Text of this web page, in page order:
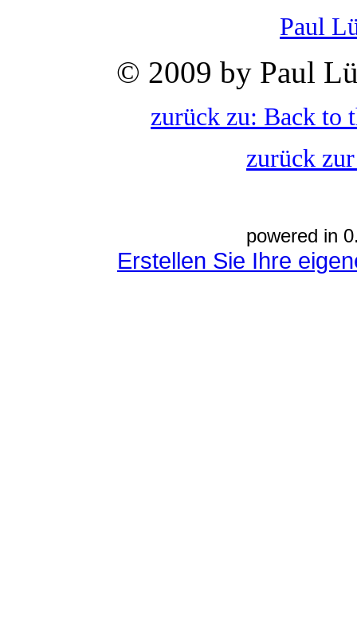
Paul
© 2009 by Paul
zurück zu: Back to
zurück
powered in
Erstellen Sie Ihre